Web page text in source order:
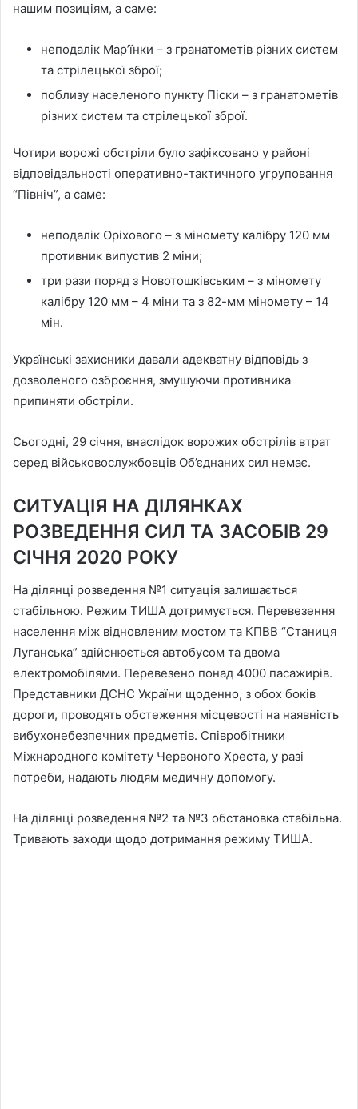
нашим позиціям, а саме:
неподалік Мар’їнки – з гранатометів різних систем
та стрілецької зброї;
поблизу населеного пункту Піски – з гранатометів
різних систем та стрілецької зброї.
Чотири ворожі обстріли було зафіксовано у районі
відповідальності оперативно-тактичного угруповання
“Північ”, а саме:
неподалік Оріхового – з міномету калібру 120 мм
противник випустив 2 міни;
три рази поряд з Новотошківським – з міномету
калібру 120 мм – 4 міни та з 82-мм міномету – 14
мін.
Українські захисники давали адекватну відповідь з
дозволеного озброєння, змушуючи противника
припиняти обстріли.
Сьогодні, 29 січня, внаслідок ворожих обстрілів втрат
серед військовослужбовців Об’єднаних сил немає.
СИТУАЦІЯ НА ДІЛЯНКАХ
РОЗВЕДЕННЯ СИЛ ТА ЗАСОБІВ 29
СІЧНЯ 2020 РОКУ
На ділянці розведення №1 ситуація залишається
стабільною. Режим ТИША дотримується. Перевезення
населення між відновленим мостом та КПВВ “Станиця
Луганська” здійснюється автобусом та двома
електромобілями. Перевезено понад 4000 пасажирів.
Представники ДСНС України щоденно, з обох боків
дороги, проводять обстеження місцевості на наявність
вибухонебезпечних предметів. Співробітники
Міжнародного комітету Червоного Хреста, у разі
потреби, надають людям медичну допомогу.
На ділянці розведення №2 та №3 обстановка стабільна.
Тривають заходи щодо дотримання режиму ТИША.